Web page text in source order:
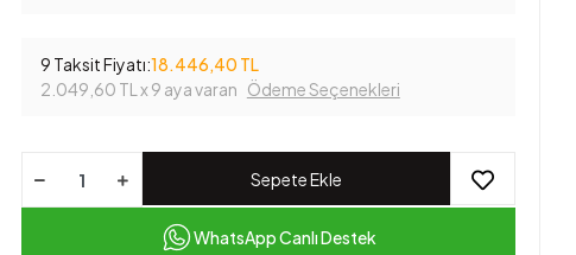
9 Taksit Fiyatı:18.446,40 TL
2.049,60 TL x 9 aya varan Ödeme Seçenekleri
Sepete Ekle
WhatsApp Canlı Destek